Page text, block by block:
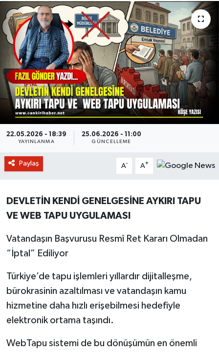
22.05.2026 - 18:39
YAYINLANMA
25.06.2026 - 11:00
GÜNCELLEME
Paylaş A- A+
DEVLETİN KENDİ GENELGESİNE AYKIRI TAPU
VE WEB TAPU UYGULAMASI
Vatandaşın Başvurusu Resmî Ret Kararı Olmadan
“İptal” Ediliyor
Türkiye’de tapu işlemleri yıllardır dijitalleşme,
bürokrasinin azaltılması ve vatandaşın kamu
hizmetine daha hızlı erişebilmesi hedefiyle
elektronik ortama taşındı.
WebTapu sistemi de bu dönüşümün en önemli